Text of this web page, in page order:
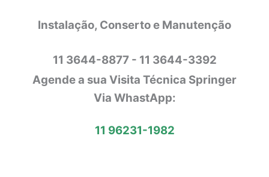
Instalação, Conserto e Manutenção
11 3644-8877 - 11 3644-3392
Agende a sua Visita Técnica Springer
Via WhastApp:
11 96231-1982